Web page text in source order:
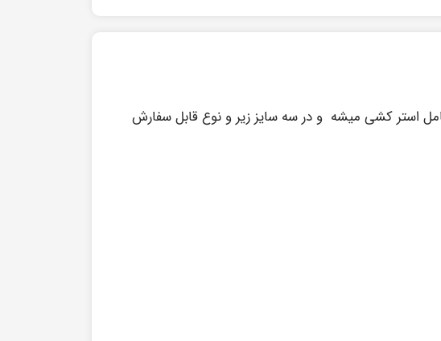
استر کشی میشه و در سه سایز زیر و نوع قابل سفارش